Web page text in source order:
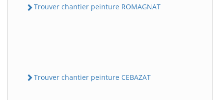
Trouver chantier peinture ROMAGNAT
Trouver chantier peinture CEBAZAT